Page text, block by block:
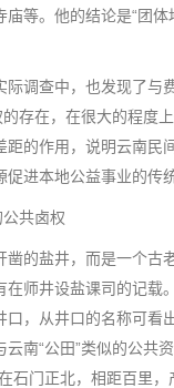
庙等。他的结论是“团体
调查中，也发现了与费
的存在，在很大的程度
距的作用，说明云南民
进本地公益事业的传统
共卤权
的盐井，而是一个古
师井设盐课司的记载
，从井口的名称可看
云南“公田”类似的公共
石门正北，相距百里